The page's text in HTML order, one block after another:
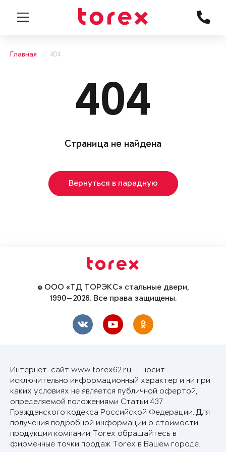
Главная 404
404
Страница не найдена
Вернуться в парадную
© ООО «ТД ТОРЭКС» стальные двери,
1990—2026. Все права защищены.
Интернет-сайт www.torex62.ru — носит
исключительно информационный характер и ни при
каких условиях не является публичной офертой,
определяемой положениями Статьи 437
Гражданского кодекса Российской Федерации. Для
получения подробной информации о стоимости
продукции компании Torex обращайтесь в
фирменные точки продаж Torex в Вашем городе.